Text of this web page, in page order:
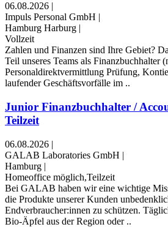
06.08.2026 |
Impuls Personal GmbH |
Hamburg Harburg |
Vollzeit
Zahlen und Finanzen sind Ihre Gebiet?
Teil unseres Teams als Finanzbuchhalter
Personaldirektvermittlung Prüfung,
laufender Geschäftsvorfälle im ..
Junior Finanzbuchhalter /
Teilzeit
06.08.2026 |
GALAB Laboratories GmbH |
Hamburg |
Homeoffice möglich,Teilzeit
Bei GALAB haben wir eine wichtige
die Produkte unserer Kunden
Endverbraucher:innen zu schützen.
Bio-Äpfel aus der Region oder ..